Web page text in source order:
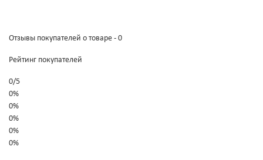
Отзывы покупателей о товаре - 0
Рейтинг покупателей
0/5
0%
0%
0%
0%
0%